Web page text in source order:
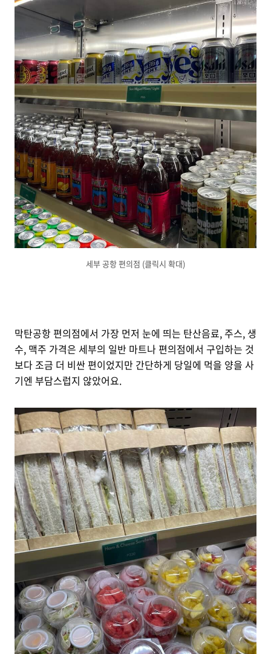
세부 공항 편의점 (클릭시 확대)
막탄공항 편의점에서 가장 먼저 눈에 띄는 탄산음료, 주스, 생
수, 맥주 가격은 세부의 일반 마트나 편의점에서 구입하는 것
보다 조금 더 비싼 편이었지만 간단하게 당일에 먹을 양을 사
기엔 부담스럽지 않았어요.